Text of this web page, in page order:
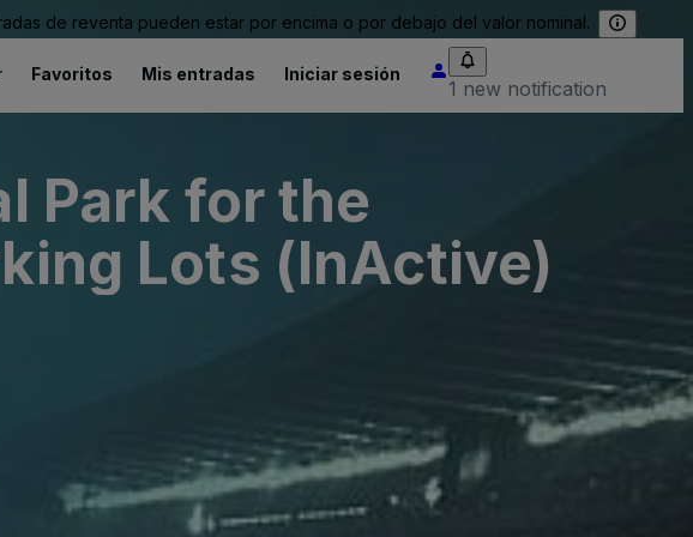
de reventa pueden estar por encima o por debajo del valor nominal.
Favoritos Mis entradas Iniciar sesión
1 new notification
Park for the
Lots (InActive)